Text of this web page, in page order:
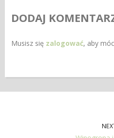
DODAJ
Musisz się zalogować, aby